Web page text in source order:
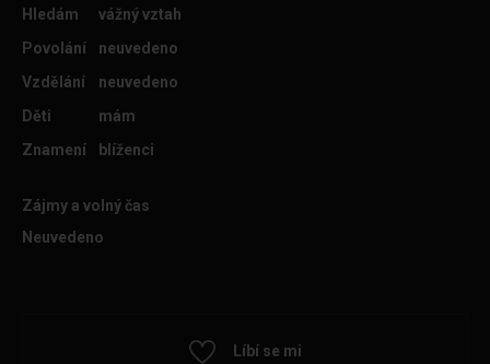
Hledám
vážný vztah
Povolání
neuvedeno
Vzdělání
neuvedeno
Děti
mám
Znamení
blíženci
Zájmy a volný čas
Neuvedeno
Líbí se mi